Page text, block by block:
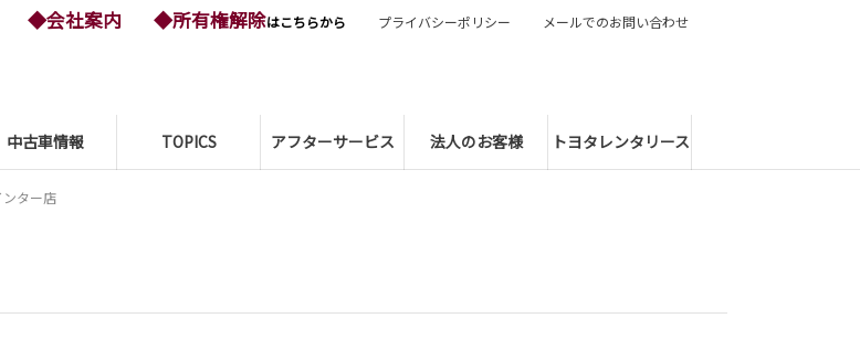
中古車情報 TOPICS アフターサービス 法人のお客様 トヨタレンタリース
◆会社案内 ◆所有権解除はこちらから プライバシーポリシー メールでのお問い合わせ
ター店